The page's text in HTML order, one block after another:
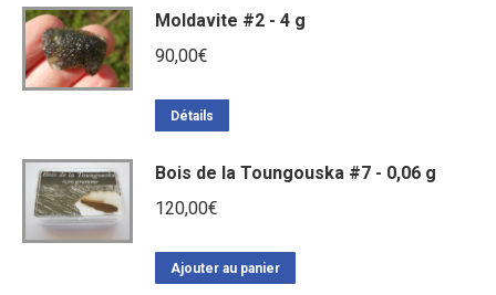
Moldavite #2 - 4 g
90,00€
Détails
Bois de la Toungouska #7 - 0,06 g
120,00€
Ajouter au panier